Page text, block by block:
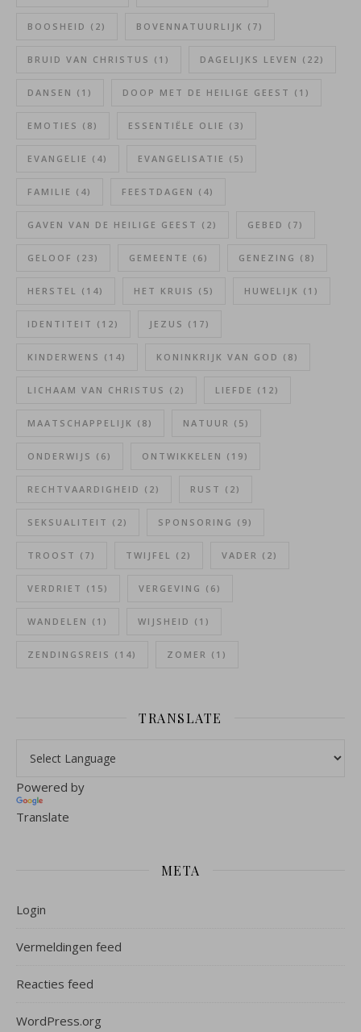
BOOSHEID (2) BOVENNATUURLIJK (7)
BRUID VAN CHRISTUS (1) DAGELIJKS LEVEN (22)
DANSEN (1) DOOP MET DE HEILIGE GEEST (1)
EMOTIES (8) ESSENTIËLE OLIE (3)
EVANGELIE (4) EVANGELISATIE (5)
FAMILIE (4) FEESTDAGEN (4)
GAVEN VAN DE HEILIGE GEEST (2) GEBED (7)
GELOOF (23) GEMEENTE (6) GENEZING (8)
HERSTEL (14) HET KRUIS (5) HUWELIJK (1)
IDENTITEIT (12) JEZUS (17)
KINDERWENS (14) KONINKRIJK VAN GOD (8)
LICHAAM VAN CHRISTUS (2) LIEFDE (12)
MAATSCHAPPELIJK (8) NATUUR (5)
ONDERWIJS (6) ONTWIKKELEN (19)
RECHTVAARDIGHEID (2) RUST (2)
SEKSUALITEIT (2) SPONSORING (9)
TROOST (7) TWIJFEL (2) VADER (2)
VERDRIET (15) VERGEVING (6)
WANDELEN (1) WIJSHEID (1)
ZENDINGSREIS (14) ZOMER (1)
TRANSLATE
Powered by
Translate
META
Login
Vermeldingen feed
Reacties feed
WordPress.org